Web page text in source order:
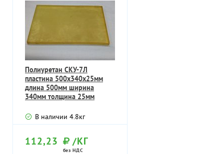
Полиуретан СКУ-7Л
пластина 500х340х25мм
длина 500мм ширина
340мм толщина 25мм
В наличии 4.8кг
112,23 /КГ
без НДС